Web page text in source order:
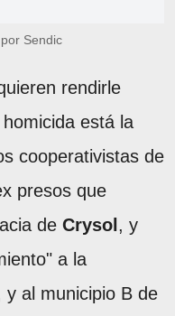
Sendic
rendirle
está la
cooperativistas de
presos que
de Crysol , y
a la
y al municipio B de